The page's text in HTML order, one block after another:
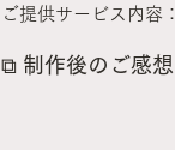
ご提供サービス内容：
⧉ 制作後のご感想